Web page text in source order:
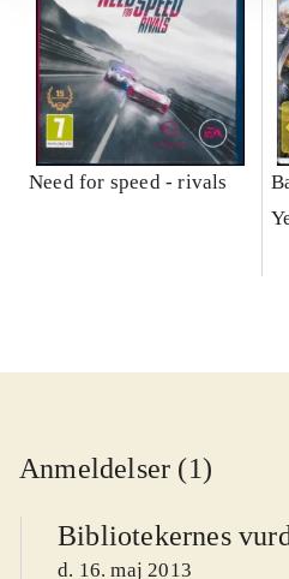
Need for speed - rivals
Anmeldelser (1)
Bibliotekernes
d. 16. maj 2013